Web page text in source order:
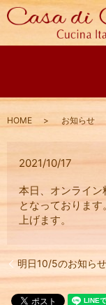
HOME お知らせ
2021/10/17
本日、オンライ
となっておりま
上げます。
明日10/5のお知らせ